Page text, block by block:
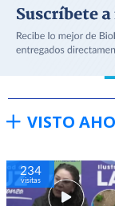
VISTO
234
visitas